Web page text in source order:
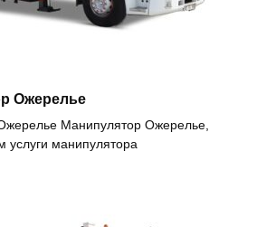
Ожерелье
Манипулятор Ожерелье,
услуги манипулятора